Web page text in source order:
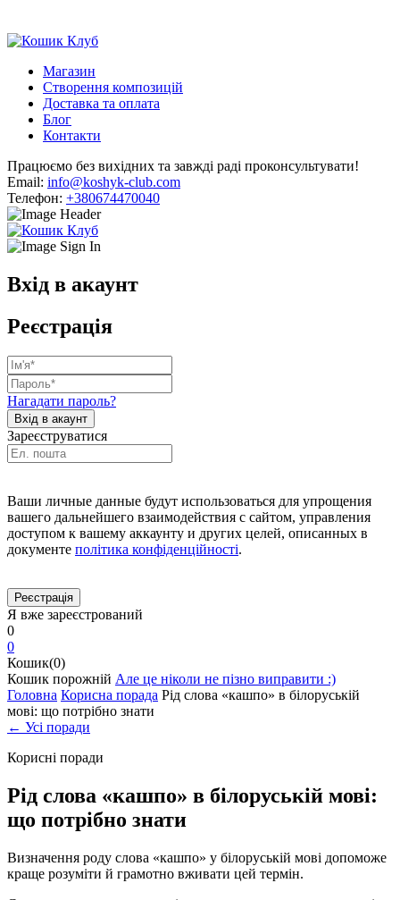
Магазин
Створення композицій
Доставка та оплата
Блог
Контакти
Працюємо без вихідних та завжді раді проконсультувати!
Email: info@koshyk-club.com
Телефон: +380674470040
Вхід в акаунт
Реєстрація
Нагадати пароль?
Зареєструватися
Ваши личные данные будут использоваться для упрощения
вашего дальнейшего взаимодействия с сайтом, управления
доступом к вашему аккаунту и других целей, описанных в
документе політика конфіденційності.
Я вже зареєстрований
0
0
Кошик(0)
Кошик порожній Але це ніколи не пізно виправити :)
Головна Корисна порада Рід слова «кашпо» в білоруській
мові: що потрібно знати
← Усі поради
Корисні поради
Рід слова «кашпо» в білоруській мові:
що потрібно знати
Визначення роду слова «кашпо» у білоруській мові допоможе
краще розуміти й грамотно вживати цей термін.